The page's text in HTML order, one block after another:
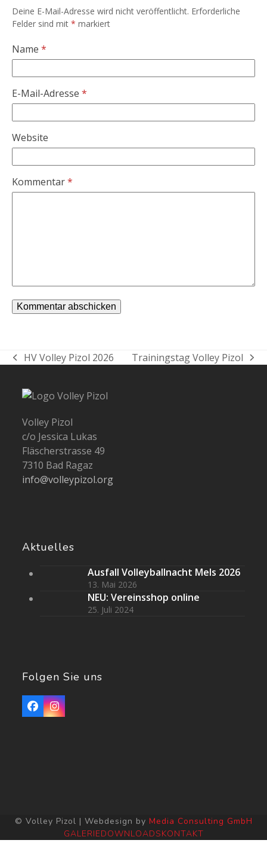
Deine E-Mail-Adresse wird nicht veröffentlicht. Erforderliche
Felder sind mit * markiert
Name *
E-Mail-Adresse *
Website
Kommentar*
vorheriger
HV Volley Pizol 2026
Nächster
Trainingstag Volley Pizol
Volley Pizol
c/o Jessica Lukas
Fläscherstrasse 49
7310 Bad Ragaz
info@volleypizol.org
Aktuelles
Ausfall Volleyballnacht Mels 2026
13. Mai 2026
NEU: Vereinsshop online
25. Juli 2024
Folgen Sie uns
FacebookInstagram
© Volley Pizol | Webdesign by Media Consulting GmbH
GALERIEDOWNLOADSKONTAKT